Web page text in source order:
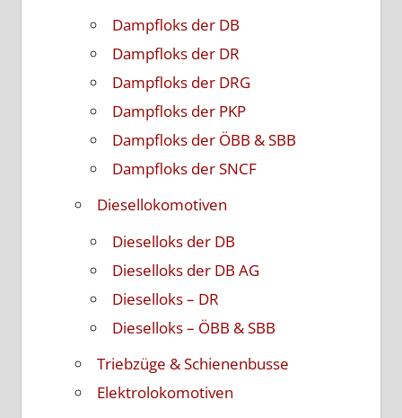
Dampfloks der DB
Dampfloks der DR
Dampfloks der DRG
Dampfloks der PKP
Dampfloks der ÖBB & SBB
Dampfloks der SNCF
Diesellokomotiven
Dieselloks der DB
Dieselloks der DB AG
Dieselloks – DR
Dieselloks – ÖBB & SBB
Triebzüge & Schienenbusse
Elektrolokomotiven